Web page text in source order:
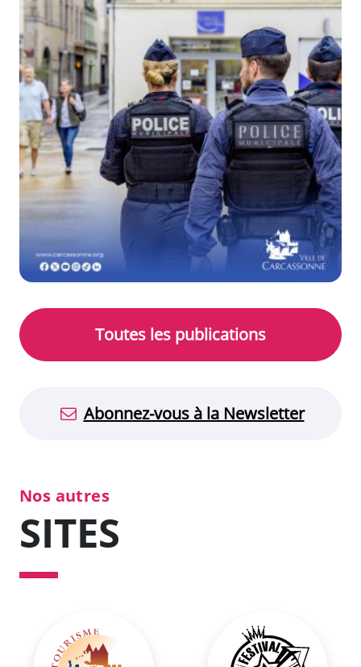
Toutes les publications
Abonnez-vous à la Newsletter
Nos autres
SITES
Office Municipal de Tourisme Festival de